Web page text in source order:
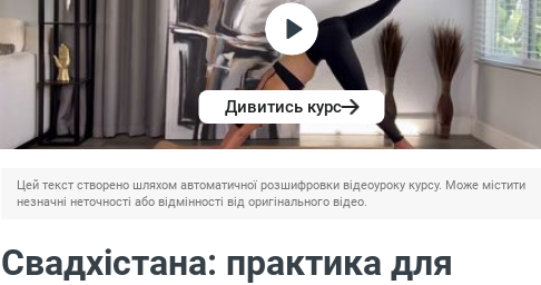
Дивитись курс
Цей текст створено шляхом автоматичної розшифровки відеоуроку курсу. Може містити
незначні неточності або відмінності від оригінального відео.
Свадхістана: практика для